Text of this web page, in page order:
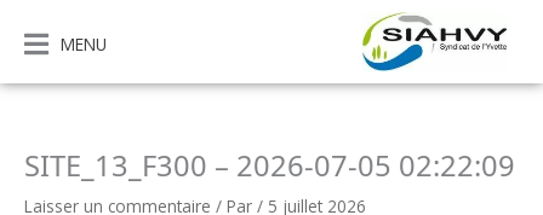
contenu
MENU
SITE_13_F300 – 2026-07-05 02:22:09
Laisser un commentaire / Par / 5 juillet 2026